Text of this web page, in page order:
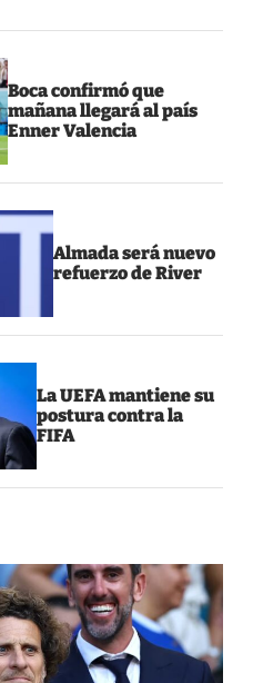
Boca confirmó que
mañana llegará al país
Enner Valencia
Almada será nuevo
refuerzo de River
La UEFA mantiene su
postura contra la
FIFA